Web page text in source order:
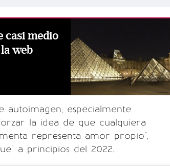
casi medio
web
autoimagen, especialmente
la idea de que cualquiera
representa amor propio",
a principios del 2022.